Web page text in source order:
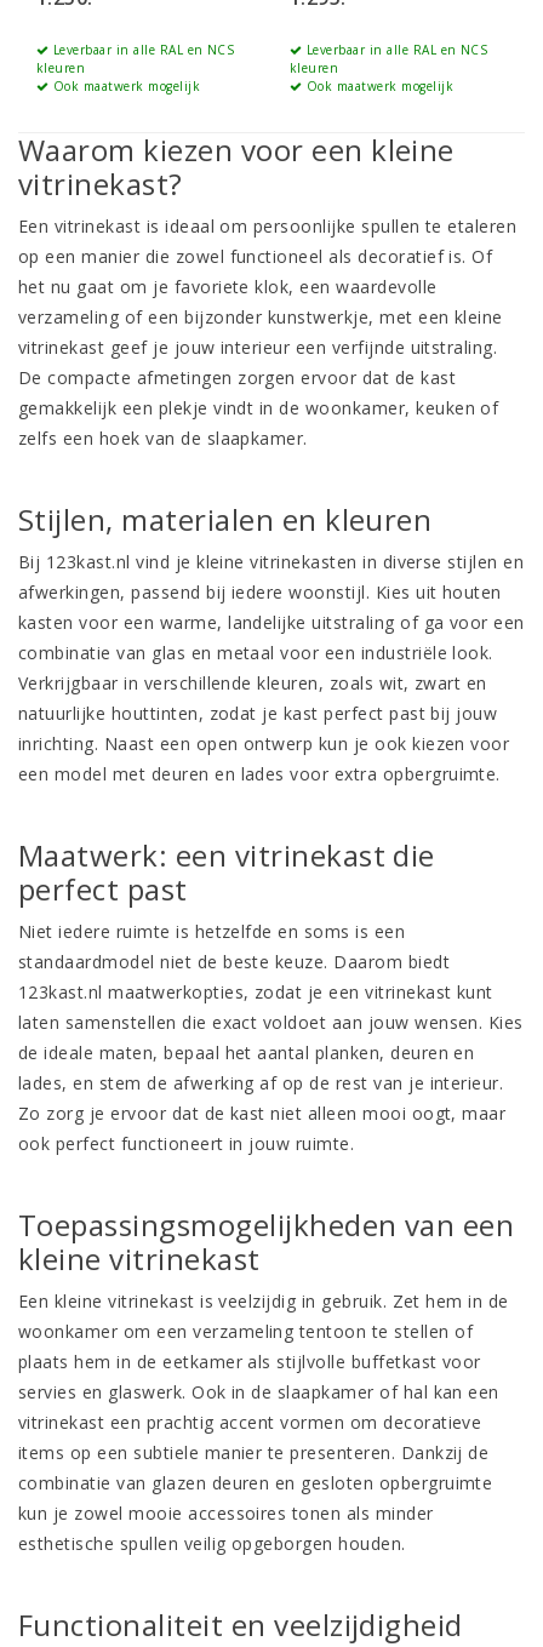
Leverbaar in alle RAL en NCS
kleuren
Ook maatwerk mogelijk
Leverbaar in alle RAL en NCS
kleuren
Ook maatwerk mogelijk
Waarom kiezen voor een kleine
vitrinekast?
Een vitrinekast is ideaal om persoonlijke spullen te etaleren
op een manier die zowel functioneel als decoratief is. Of
het nu gaat om je favoriete klok, een waardevolle
verzameling of een bijzonder kunstwerkje, met een kleine
vitrinekast geef je jouw interieur een verfijnde uitstraling.
De compacte afmetingen zorgen ervoor dat de kast
gemakkelijk een plekje vindt in de woonkamer,keuken of
zelfs een hoek van de slaapkamer.
Stijlen, materialen en kleuren
Bij 123kast.nl vind je kleine vitrinekasten in diverse stijlen en
afwerkingen, passend bij iedere woonstijl. Kies uit houten
kasten voor een warme, landelijke uitstraling of ga voor een
combinatie van glas en metaal voor een industriële look.
Verkrijgbaar in verschillende kleuren, zoals wit, zwart en
natuurlijke houttinten, zodat je kast perfect past bij jouw
inrichting. Naast een open ontwerp kun je ook kiezen voor
een model met deuren en lades voor extra opbergruimte.
Maatwerk: een vitrinekast die
perfect past
Niet iedere ruimte is hetzelfde en soms is een
standaardmodel niet de beste keuze. Daarom biedt
123kast.nlmaatwerkopties, zodat je eenvitrinekast kunt
laten samenstellen die exact voldoet aan jouw wensen. Kies
de ideale maten, bepaal het aantal planken, deuren en
lades, en stem de afwerking af op de rest van je interieur.
Zo zorg je ervoor dat de kast niet alleen mooi oogt, maar
ook perfect functioneert in jouw ruimte.
Toepassingsmogelijkheden van een
kleine vitrinekast
Een kleine vitrinekast is veelzijdig in gebruik. Zet hem in de
woonkamer om een verzameling tentoon te stellen of
plaats hem in de eetkamer als stijlvolle buffetkast voor
servies en glaswerk. Ook in de slaapkamer of hal kan een
vitrinekast een prachtig accent vormen om decoratieve
items op een subtiele manier te presenteren. Dankzij de
combinatie van glazen deuren en gesloten opbergruimte
kun je zowel mooie accessoires tonen als minder
esthetische spullen veilig opgeborgen houden.
Functionaliteit en veelzijdigheid